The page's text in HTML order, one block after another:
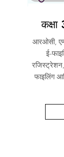
आरओसी,
ई-
फाइलिंग